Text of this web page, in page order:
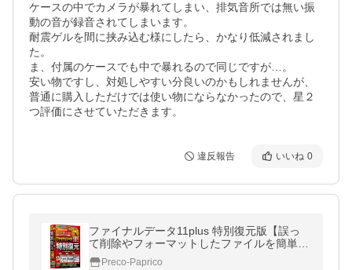
ケースの中でカメラが暴れてしまい、排気音所では無い振
動の音が録音されてしまいます。
耐震ゲルを間に挟み込む様にしたら、かなり低減されまし
た。
ま、付属のケースでも中で暴れるので同じですが…。
安い物ですし、対処しやすい分良いのかもしれませんが、
普通に購入しただけでは使い物にならなかったので、星２
つ評価にさせていただきます。
違反報告 いいね 0
ファイナルデータ11plus 特別復元版【誤っ
て削除やフォーマットしたファイルを簡単な
操作でリカバリーするソフト】
Preco-Paprico